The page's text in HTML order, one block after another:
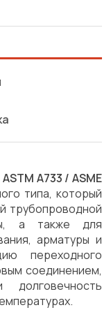
A733 / ASME
типа, который
трубопроводной
а также для
арматуры и
переходного
соединением,
долговечность